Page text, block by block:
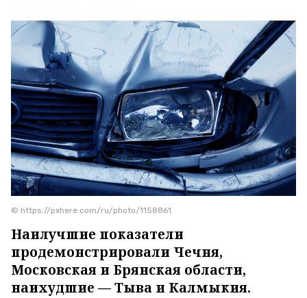
© https://pxhere.com/ru/photo/1158861
Наилучшие показатели
продемонстрировали Чечня,
Московская и Брянская области,
наихудшие — Тыва и Калмыкия.